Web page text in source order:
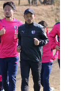
ッチデープログラム
公式アプリ
ポートスタッフ
トレポート
実績
換方法 先行入場
書
クラブ
30周年